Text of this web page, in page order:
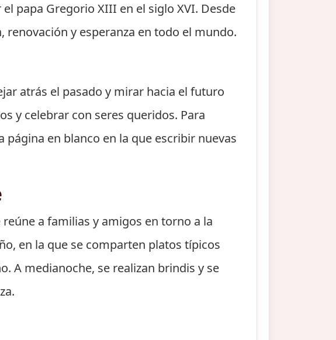
papa Gregorio XIII en el siglo XVI. Desde
y esperanza en todo el mundo.
atrás el pasado y mirar hacia el futuro
y celebrar con seres queridos. Para
en blanco en la que escribir nuevas
a familias y amigos en torno a la
en la que se comparten platos típicos
A medianoche, se realizan brindis y se